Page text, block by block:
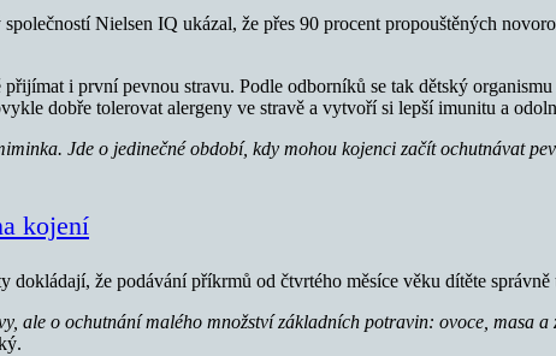
Nielsen IQ ukázal, že přes 90 procent propouštěných
i první pevnou stravu. Podle odborníků se tak dětský
dobře tolerovat alergeny ve stravě a vytvoří si lepší imunitu a
Jde o jedinečné období, kdy mohou kojenci začít ochutnávat
kojení
dokládají, že podávání příkrmů od čtvrtého měsíce věku dítěte
ale o ochutnání malého množství základních potravin: ovoce, masa